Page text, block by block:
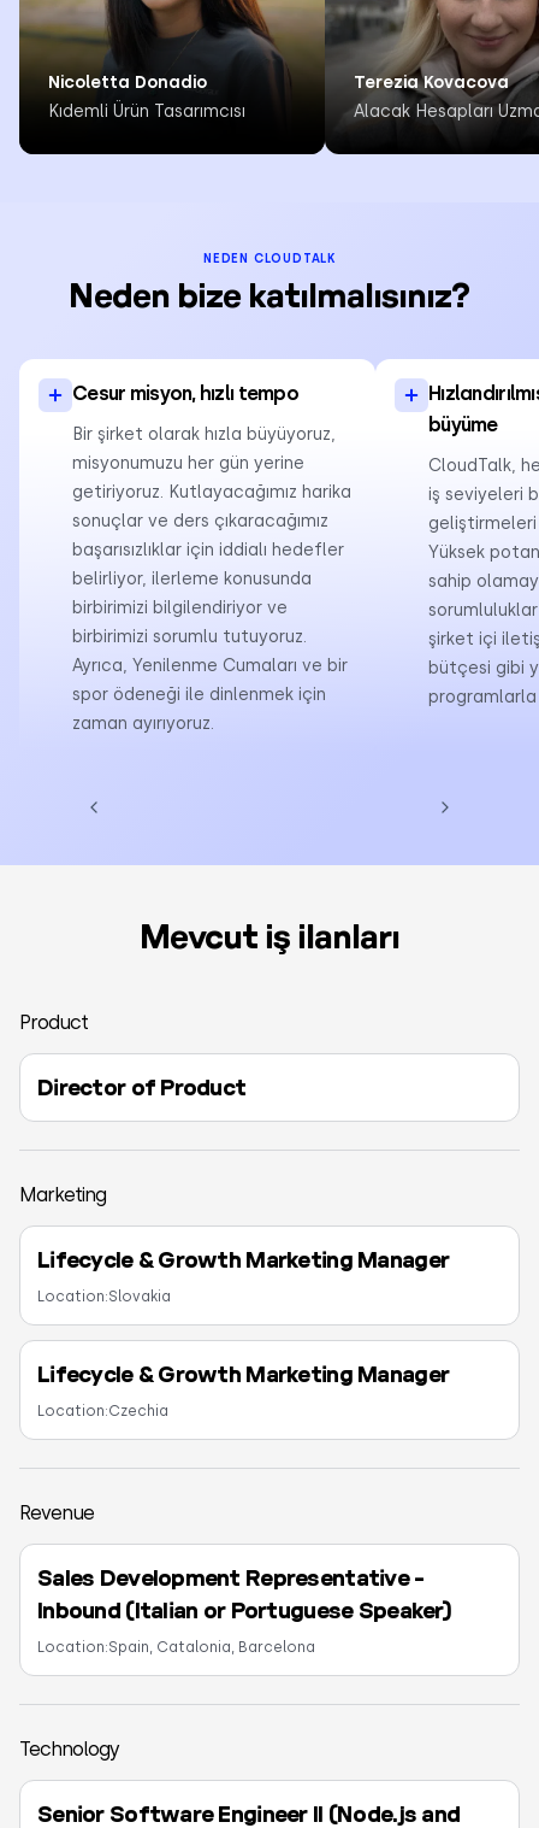
Nicoletta Donadio
Kıdemli Ürün Tasarımcısı
Terezia Kovacova
Alacak Hesapları
NEDEN CLOUDTALK
Neden bize katılmalısınız?
Cesur misyon, hızlı tempo
Bir şirket olarak hızla büyüyoruz,
misyonumuzu her gün yerine
getiriyoruz. Kutlayacağımız harika
sonuçlar ve ders çıkaracağımız
başarısızlıklar için iddialı hedefler
belirliyor, ilerleme konusunda
birbirimizi bilgilendiriyor ve
birbirimizi sorumlu tutuyoruz.
Ayrıca, Yenilenme Cumaları ve bir
spor ödeneği ile dinlenmek için
zaman ayırıyoruz.
büyüme
CloudTalk,
iş seviyeleri
Yüksek
sahip
sorumluluklar
şirket içi
bütçesi gibi
programlarla
Mevcut iş ilanları
Product
Director of Product
Marketing
Lifecycle & Growth Marketing Manager
Location:Slovakia
Lifecycle & Growth Marketing Manager
Location:Czechia
Revenue
Sales Development Representative -
Inbound (Italian or Portuguese Speaker)
Location:Spain, Catalonia, Barcelona
Technology
Senior Software Engineer II (Node.js and